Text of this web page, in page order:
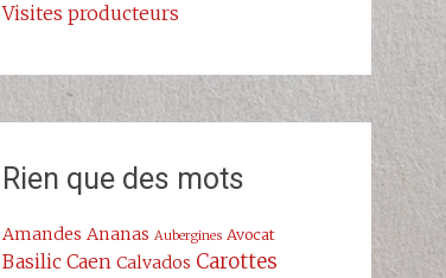
Visites producteurs
Rien que des mots
Amandes Ananas Aubergines Avocat
Basilic Caen Calvados Carottes